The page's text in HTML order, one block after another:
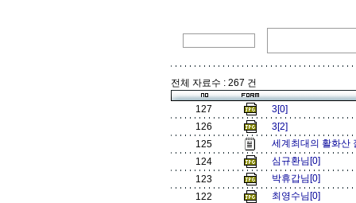
전체 자료수 : 267 건
127
3[0]
126
3[2]
125
세계최대의 활화산
124
심규환님[0]
123
박휴갑님[0]
122
최영수님[0]